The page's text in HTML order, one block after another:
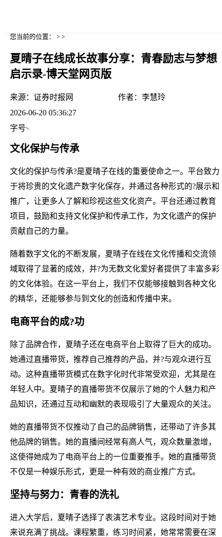
您当前的位置： > >
夏晴子在线成长故事分享：青春励志与梦想
启示录-博天堂网页版
来源： 证券时报网 作者： 李慧玲
2026-06-20 05:36:27
字号
文化保护与传承
文化的保护与传承?是夏晴子在线的重要使命之一。平台致力
于将珍贵的文化遗产数字化保存，并通过各种形式的?展示和
推广，让更多人了解和珍视这些文化资产。平台还通过教育
项目，鼓励和支持文化保护和传承工作，为文化遗产的保护
贡献自己的力量。
随着数字文化的不断发展，夏晴子在线在文化传播和交流领
域取得了显著的成效，并?为无数文化爱好者提供了丰富多彩
的文化体验。在这一平台上，我们不仅能够接触到各种文化
的精华，还能够参与到文化的创造和传播中来。
电商平台的成?功
除了品牌合作，夏晴子还在电商平台上取得了巨大的成功。
她通过直播带货，推荐自己推荐的产品，并?与观众进行互
动。这种直播带货模式在数字化时代非常受欢迎，尤其是在
年轻人中。夏晴子的直播带货不仅展示了她的个人魅力和产
品知识，还通过互动和幽默的表现吸引了大量观众的关注。
她的直播带货不仅推动了自己的品牌销售，还带动了许多其
他品牌的销售。她的直播间经常有高人气，观众数量激增，
这使得她成为了电商平台上的一位重要推手。她的直播带货
不仅是一种娱乐形式，更是一种有效的商业推广方式。
坚持与努力：青春的洗礼
进入大学后，夏晴子选择了表演艺术专业。这段时间对于她
来说充满了挑战。课程繁重，练习时间紧，她常常需要在深